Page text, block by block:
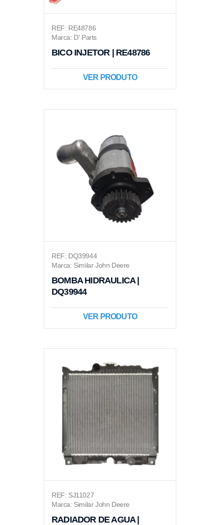
REF: RE48786
Marca: D' Parts
BICO INJETOR | RE48786
VER PRODUTO
REF: DQ39944
Marca: Similar John Deere
BOMBA HIDRAULICA |
DQ39944
VER PRODUTO
REF: SJ11027
Marca: Similar John Deere
RADIADOR DE AGUA |